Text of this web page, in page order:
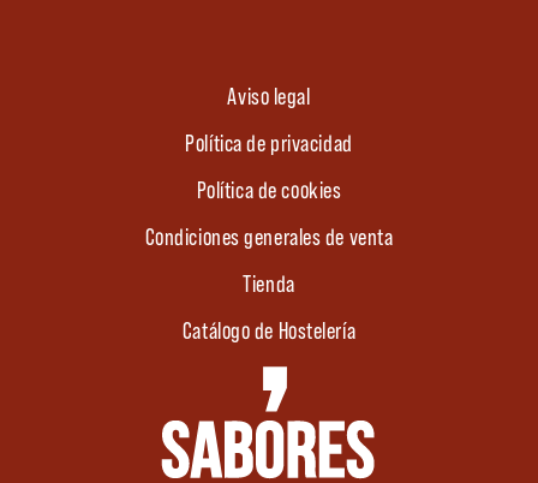
Aviso legal
Política de privacidad
Política de cookies
Condiciones generales de venta
Tienda
Catálogo de Hostelería